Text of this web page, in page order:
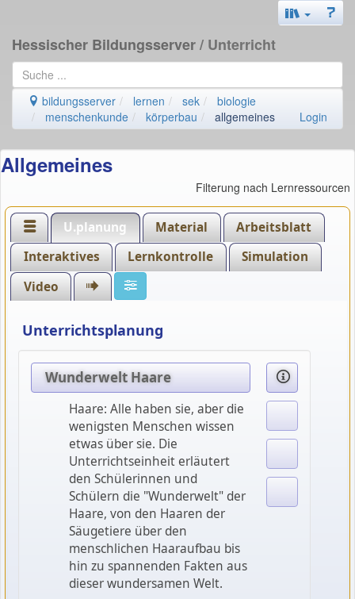
Hessischer Bildungsserver/ Unterricht
bildungsserver lernen sek
biologie
menschenkunde
körperbau allgemeines Login
Allgemeines
Filterung nach Lernressourcen
U.planung Material
Arbeitsblatt
Interaktives
Lernkontrolle
Simulation
Video
Unterrichtsplanung
Wunderwelt Haare
Haare: Alle haben sie, aber die
wenigsten Menschen wissen
etwas über sie. Die
Unterrichtseinheit erläutert
den Schülerinnen und
Schülern die "Wunderwelt" der
Haare, von den Haaren der
Säugetiere über den
menschlichen Haaraufbau bis
hin zu spannenden Fakten aus
dieser wundersamen Welt.